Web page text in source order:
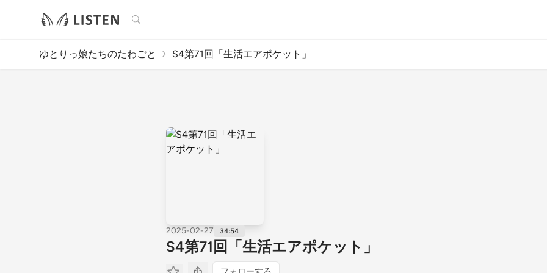
検索
ゆとりっ娘たちのたわごと S4第71回「生活エアポケット」
2025-02-27 34:54
S4第71回「生活エアポケット」